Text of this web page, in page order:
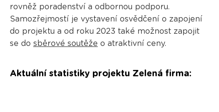
rovněž poradenství a odbornou podporu.
Samozřejmostí je vystavení osvědčení o zapojení
do projektu a od roku 2023 také možnost zapojit
se do sběrové soutěže o atraktivní ceny.
Aktuální statistiky projektu Zelená firma: